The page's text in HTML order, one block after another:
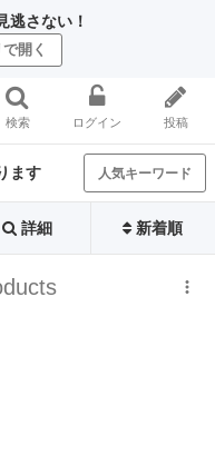
逃さない！
開く
検索 ログイン 投稿
ます 人気キーワード
詳細 新着順